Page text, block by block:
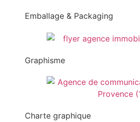
Emballage & Packaging
Graphisme
Charte graphique